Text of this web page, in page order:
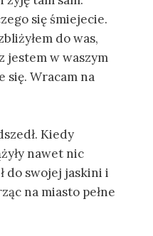
się śmiejecie.
do was,
jestem w waszym
się. Wracam na
Kiedy
nawet nic
do swojej jaskini i
na miasto pełne